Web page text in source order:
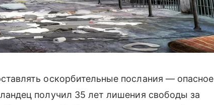
оскорбительные послания — опасное
получил 35 лет лишения свободы за